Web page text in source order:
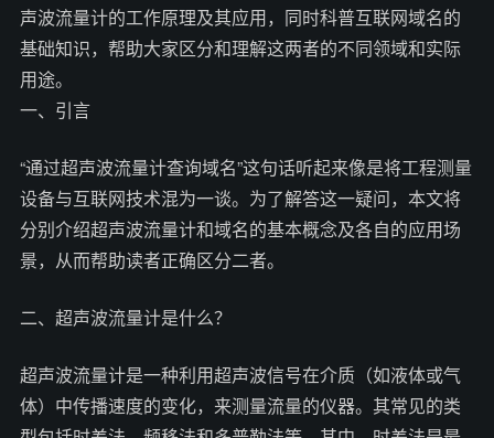
声波流量计的工作原理及其应用，同时科普互联网域名的
基础知识，帮助大家区分和理解这两者的不同领域和实际
用途。
一、引言
“通过超声波流量计查询域名”这句话听起来像是将工程测量
设备与互联网技术混为一谈。为了解答这一疑问，本文将
分别介绍超声波流量计和域名的基本概念及各自的应用场
景，从而帮助读者正确区分二者。
二、超声波流量计是什么？
超声波流量计是一种利用超声波信号在介质（如液体或气
体）中传播速度的变化，来测量流量的仪器。其常见的类